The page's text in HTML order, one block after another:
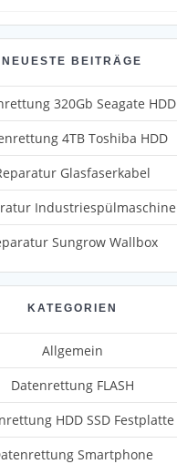
NEUESTE BEITRÄGE
320Gb Seagate HDD
4TB Toshiba HDD
Glasfaserkabel
Industriespülmaschine
Sungrow Wallbox
KATEGORIEN
Allgemein
Datenrettung FLASH
HDD SSD Festplatte
Smartphone